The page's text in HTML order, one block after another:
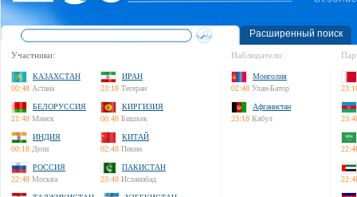
Расширенный поиск
Участники:
КАЗАХСТАН
00:48 Астана
ИРАН
23:18 Тегеран
БЕЛОРУССИЯ
21:48 Минск
КИРГИЗИЯ
00:48 Бишкек
ИНДИЯ
00:18 Дели
КИТАЙ
02:48 Пекин
РОССИЯ
22:48 Москва
ПАКИСТАН
23:48 Исламабад
Наблюдатели:
Монголия
02:48 Улан-Батор
Афганистан
23:18 Кабул